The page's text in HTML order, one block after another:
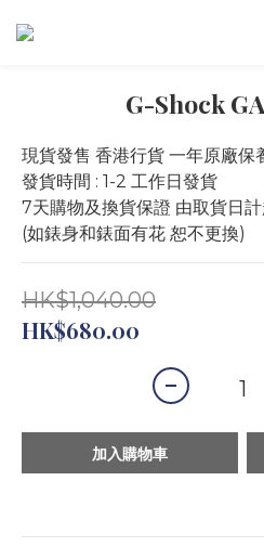
G-Shock
現貨發售 香港行貨 一年原廠保
發貨時間 : 1-2 工作日發貨
7天購物及換貨保證 由取貨日
(如錶身和錶面有花 恕不更換)
HK$1,040.00
HK$680.00
加入購物車